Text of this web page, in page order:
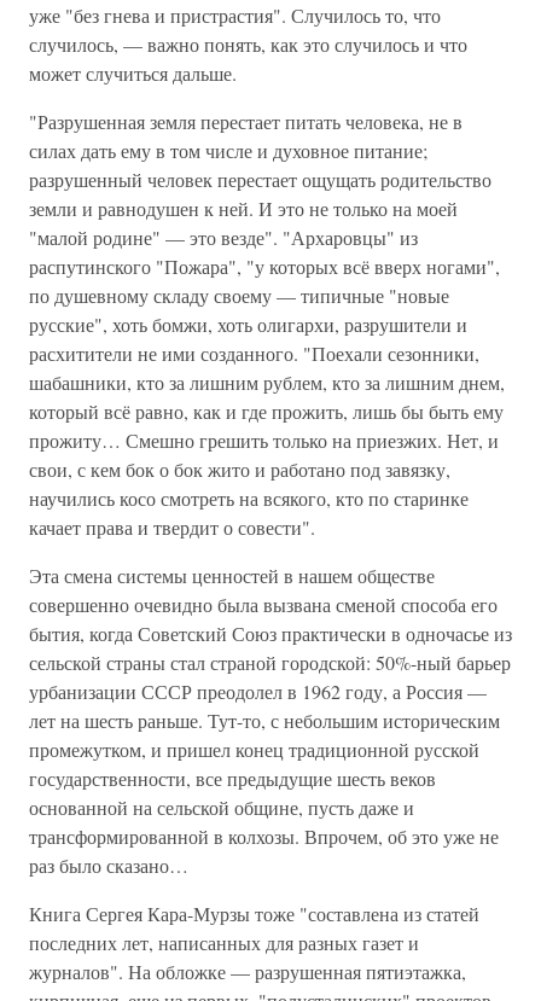
уже "без гнева и пристрастия". Случилось то, что
случилось, — важно понять, как это случилось и что
может случиться дальше.
"Разрушенная земля перестает питать человека, не в
силах дать ему в том числе и духовное питание;
разрушенный человек перестает ощущать родительство
земли и равнодушен к ней. И это не только на моей
"малой родине" — это везде". "Архаровцы" из
распутинского "Пожара", "у которых всё вверх ногами",
по душевному складу своему — типичные "новые
русские", хоть бомжи, хоть олигархи, разрушители и
расхитители не ими созданного. "Поехали сезонники,
шабашники, кто за лишним рублем, кто за лишним днем,
который всё равно, как и где прожить, лишь бы быть ему
прожиту… Смешно грешить только на приезжих. Нет, и
свои, с кем бок о бок жито и работано под завязку,
научились косо смотреть на всякого, кто по старинке
качает права и твердит о совести".
Эта смена системы ценностей в нашем обществе
совершенно очевидно была вызвана сменой способа его
бытия, когда Советский Союз практически в одночасье из
сельской страны стал страной городской: 50%-ный барьер
урбанизации СССР преодолел в 1962 году, а Россия —
лет на шесть раньше. Тут-то, с небольшим историческим
промежутком, и пришел конец традиционной русской
государственности, все предыдущие шесть веков
основанной на сельской общине, пусть даже и
трансформированной в колхозы. Впрочем, об это уже не
раз было сказано…
Книга Сергея Кара-Мурзы тоже "составлена из статей
последних лет, написанных для разных газет и
журналов". На обложке — разрушенная пятиэтажка,